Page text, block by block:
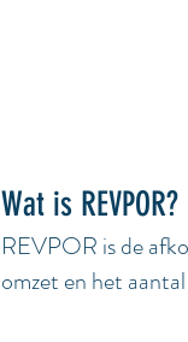
Wat is REVPOR?
REVPOR is de
omzet en het